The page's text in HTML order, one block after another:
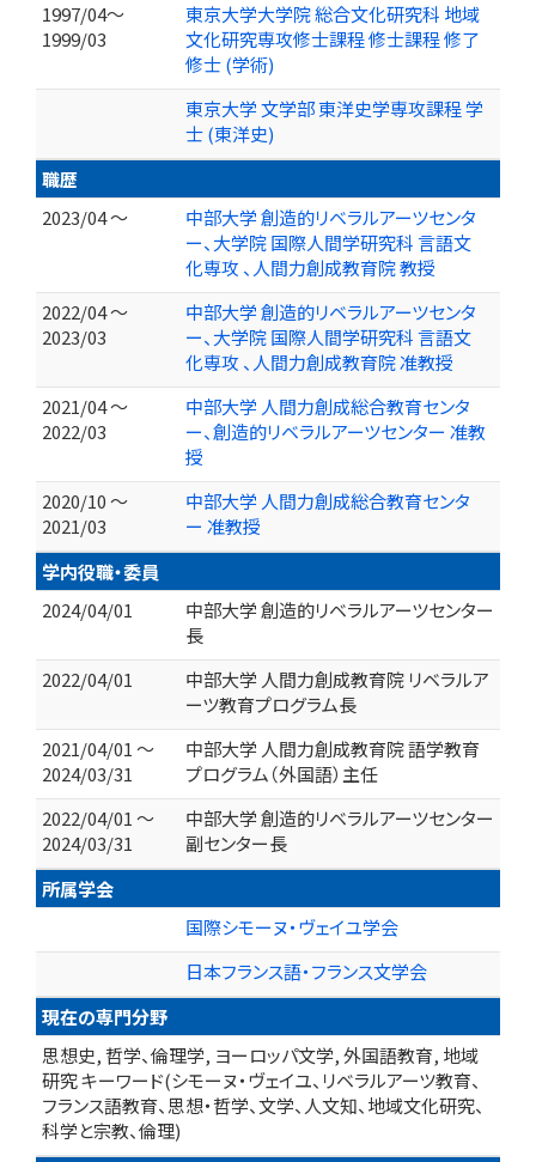
1997/04～
1999/03
東京大学大学院 総合文化研究科 地域
文化研究専攻修士課程 修士課程 修了
修士 (学術)
東京大学 文学部 東洋史学専攻課程 学
士 (東洋史)
職歴
2023/04 ～
中部大学 創造的リベラルアーツセンタ
ー、大学院 国際人間学研究科 言語文
化専攻 、人間力創成教育院 教授
2022/04 ～
2023/03
中部大学 創造的リベラルアーツセンタ
ー、大学院 国際人間学研究科 言語文
化専攻 、人間力創成教育院 准教授
2021/04 ～
2022/03
中部大学 人間力創成総合教育センタ
ー、創造的リベラルアーツセンター 准教
授
2020/10 ～
2021/03
中部大学 人間力創成総合教育センタ
ー 准教授
学内役職・委員
2024/04/01
中部大学 創造的リベラルアーツセンター
長
2022/04/01
中部大学 人間力創成教育院 リベラルア
ーツ教育プログラム長
2021/04/01 ～
2024/03/31
中部大学 人間力創成教育院 語学教育
プログラム（外国語）主任
2022/04/01 ～
2024/03/31
中部大学 創造的リベラルアーツセンター
副センター長
所属学会
国際シモーヌ・ヴェイユ学会
日本フランス語・フランス文学会
現在の専門分野
思想史, 哲学、倫理学, ヨーロッパ文学, 外国語教育, 地域
研究 キーワード(シモーヌ・ヴェイユ、リベラルアーツ教育、
フランス語教育、思想・哲学、文学、人文知、地域文化研究、
科学と宗教、倫理)